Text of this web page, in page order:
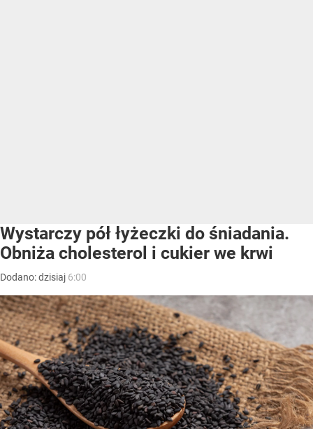
Wystarczy pół łyżeczki do śniadania.
Obniża cholesterol i cukier we krwi
Dodano:dzisiaj 6:00